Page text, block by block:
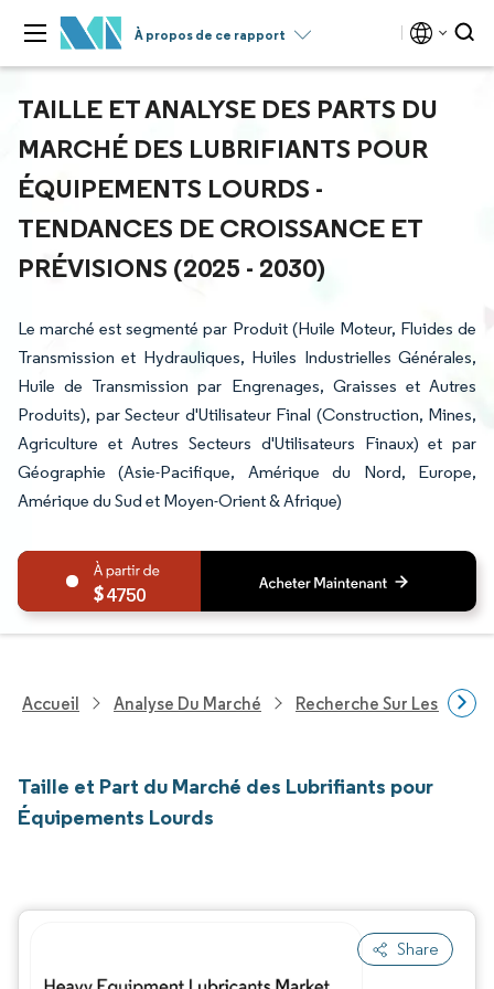
À propos de ce rapport
TAILLE ET ANALYSE DES PARTS DU
MARCHÉ DES LUBRIFIANTS POUR
ÉQUIPEMENTS LOURDS -
TENDANCES DE CROISSANCE ET
PRÉVISIONS (2025 - 2030)
Le marché est segmenté par Produit (Huile Moteur, Fluides de
Transmission et Hydrauliques, Huiles Industrielles Générales,
Huile de Transmission par Engrenages, Graisses et Autres
Produits), par Secteur d'Utilisateur Final (Construction, Mines,
Agriculture et Autres Secteurs d'Utilisateurs Finaux) et par
Géographie (Asie-Pacifique, Amérique du Nord, Europe,
Amérique du Sud et Moyen-Orient & Afrique)
4750
Accueil Analyse Du Marché Recherche Sur Les
Taille et Part du Marché des Lubrifiants pour
Équipements Lourds
Share